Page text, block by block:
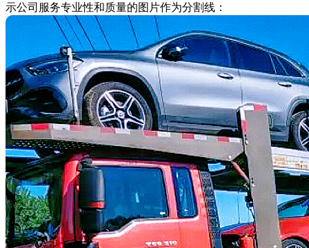
示公司服务专业性和质量的图片作为分割线：